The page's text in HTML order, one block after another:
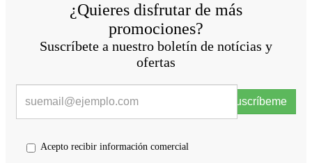
¿Quieres disfrutar de más
promociones?
Suscríbete a nuestro boletín de notícias y
ofertas
Suscríbeme
Acepto recibir información comercial